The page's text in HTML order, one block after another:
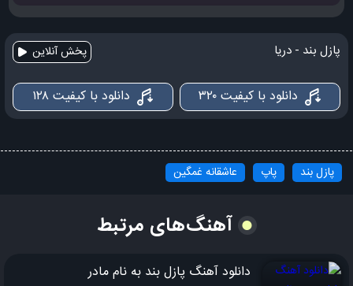
بعدِ تو هنوز توو اشتباهم چیه گناهم
ساحل ساحل موج می ریزه توو گِلوی بغضم
من شبیه تو باید عوض شم
چقد شکستم چقد شکستم
بعدِ تو هنوز توو اشتباهم چیه گناهم
من شبیه تو باید عوض شم
توو خلوتم توو خاطره هام یه قایقِ شکسته چشمام
پازل بند - دریا پخش آنلاین
دانلود با کیفیت ۳۲۰ دانلود با کیفیت ۱۲۸
پازل بند پاپ عاشقانه غمگین
آهنگ‌های مرتبط
دانلود آهنگ پازل بند به نام مادر